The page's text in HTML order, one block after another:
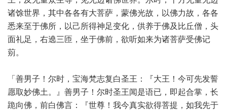
诸馀世界，其中各各有大菩萨，蒙佛光故，以佛力故，各各
悉来至于佛所，以己所得神足变化，供养于佛及比丘僧，头
面礼足，右遶三匝，坐于佛前，欲听如来为诸菩萨受佛记
莂。
「善男子！尔时，宝海梵志复白圣王：『大王！今可先发誓
愿取妙佛土。』善男子！尔时圣王闻是语已，即起合掌，长
跪向佛，前白佛言：『世尊！我今真实欲得菩提，如我先于